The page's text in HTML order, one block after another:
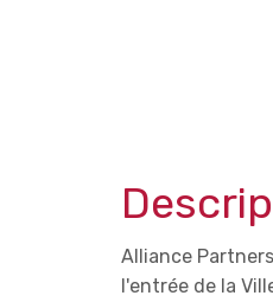
Alliance
l'entrée de la